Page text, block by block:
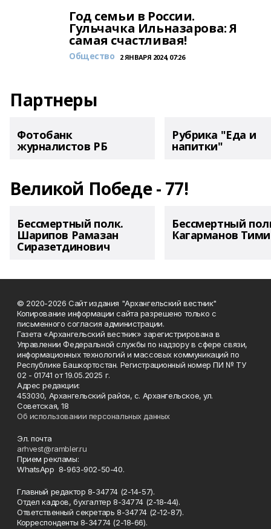
Год семьи в России.
Гульчачка Ильназарова: Я
самая счастливая!
Общество 2 ЯНВАРЯ 2024, 07:26
Партнеры
Фотобанк
журналистов РБ
Рубрика "Еда и
напитки"
Великой Победе - 77!
Бессмертный полк.
Шарипов Рамазан
Сиразетдинович
Бессмертный
Кагарманов
© 2020-2026 Сайт издания "Архангельский вестник"
Копирование информации сайта разрешено только с
письменного согласия администрации.
Газета «Архангельский вестник» зарегистрирована в
Управлении Федеральной службы по надзору в сфере связи,
информационных технологий и массовых коммуникаций по
Республике Башкортостан. Регистрационный номер ПИ № ТУ
02 - 01741 от 19.05.2025 г.
Адрес редакции:
453030, Архангельский район, с. Архангельское, ул.
Советская, 18
Об использовании персональных данных
Эл. почта
arhvest@rambler.ru
Прием рекламы:
WhatsApp 8-963-902-50-40.
Главный редактор 8-34774 (2-14-57).
Отдел кадров, бухгалтер 8-34774 (2-18-44).
Ответственный секретарь 8-34774 (2-12-87).
Корреспонденты 8-34774 (2-18-66).